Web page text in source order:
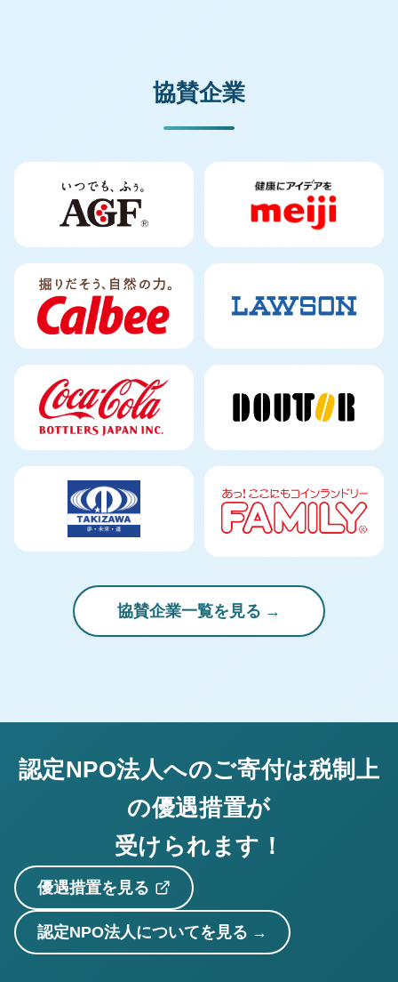
協賛企業
協賛企業一覧を見る
認定NPO法人へのご寄付は税制上
の優遇措置が
受けられます！
優遇措置を見る
認定NPO法人についてを見る